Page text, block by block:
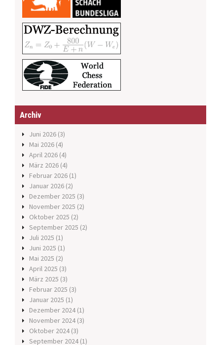
Archiv
Juni 2026 (3)
Mai 2026 (4)
April 2026 (4)
März 2026 (4)
Februar 2026 (1)
Januar 2026 (2)
Dezember 2025 (3)
November 2025 (2)
Oktober 2025 (2)
September 2025 (2)
Juli 2025 (1)
Juni 2025 (1)
Mai 2025 (2)
April 2025 (3)
März 2025 (3)
Februar 2025 (3)
Januar 2025 (1)
Dezember 2024 (1)
November 2024 (3)
Oktober 2024 (3)
September 2024 (1)